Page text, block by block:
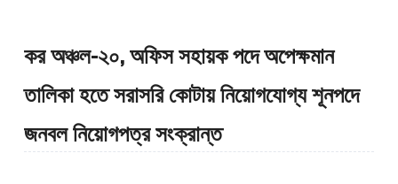
কর অঞ্চল-২০, অফিস সহায়ক পদে অপেক্ষমান
তালিকা হতে সরাসরি কোটায় নিয়োগযোগ্য শূনপদে
জনবল নিয়োগপত্র সংক্রান্ত